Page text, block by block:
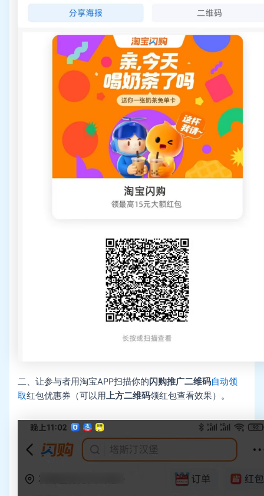
二、让参与者用淘宝APP扫描你的闪购推广二维码自动领
取红包优惠券（可以用上方二维码领红包查看效果）。